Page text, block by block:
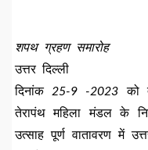
शपथ ग्रहण समारोह
उत्तर दिल्ली
दिनांक 25-9 -2023 को
तेरापंथ महिला मंडल के
उत्साह पूर्ण वातावरण में